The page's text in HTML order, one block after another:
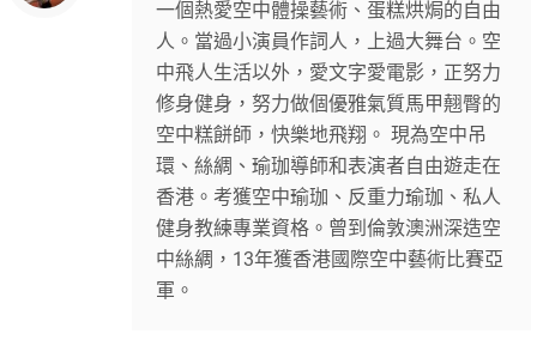
一個熱愛空中體操藝術、蛋糕烘焗的自由
人。當過小演員作詞人，上過大舞台。空
中飛人生活以外，愛文字愛電影，正努力
修身健身，努力做個優雅氣質馬甲翹臀的
空中糕餅師，快樂地飛翔。 現為空中吊
環、絲綢、瑜珈導師和表演者自由遊走在
香港。考獲空中瑜珈、反重力瑜珈、私人
健身教練專業資格。曾到倫敦澳洲深造空
中絲綢，13年獲香港國際空中藝術比賽亞
軍。